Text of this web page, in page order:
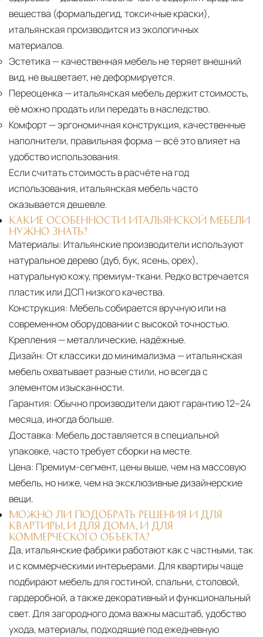
вещества (формальдегид, токсичные краски),
итальянская производится из экологичных
материалов.
Эстетика — качественная мебель не теряет внешний
вид, не выцветает, не деформируется.
Переоценка — итальянская мебель держит стоимость,
её можно продать или передать в наследство.
Комфорт— эргономичная конструкция, качественные
наполнители, правильная форма — всё это влияет на
удобство использования.
Если считать стоимость в расчёте на год
использования, итальянская мебель часто
оказывается дешевле.
КАКИЕ ОСОБЕННОСТИ ИТАЛЬЯНСКОЙ МЕБЕЛИ
НУЖНО ЗНАТЬ?
Материалы: Итальянские производители используют
натуральное дерево (дуб, бук, ясень, орех),
натуральную кожу, премиум-ткани. Редко встречается
пластик или ДСП низкого качества.
Конструкция: Мебель собирается вручную или на
современном оборудовании с высокой точностью.
Крепления — металлические, надёжные.
Дизайн: От классики до минимализма — итальянская
мебель охватывает разные стили, но всегда с
элементом изысканности.
Гарантия: Обычно производители дают гарантию 12–24
месяца, иногда больше.
Доставка: Мебель доставляется в специальной
упаковке, часто требует сборки на месте.
Цена: Премиум-сегмент, цены выше, чем на массовую
мебель, но ниже, чем на эксклюзивные дизайнерские
вещи.
МОЖНО ЛИ ПОДОБРАТЬ РЕШЕНИЯ И ДЛЯ
КВАРТИРЫ, И ДЛЯ ДОМА, И ДЛЯ
КОММЕРЧЕСКОГО ОБЪЕКТА?
Да, итальянские фабрики работают как с частными, так
и с коммерческими интерьерами. Для квартиры чаще
подбирают мебель для гостиной, спальни, столовой,
гардеробной, а также декоративный и функциональный
свет. Для загородного дома важны масштаб, удобство
ухода, материалы, подходящие под ежедневную